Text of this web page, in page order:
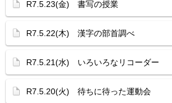
R7.5.23(金) 書写の授業
R7.5.22(木) 漢字の部首調べ
R7.5.21(水) いろいろなリコーダー
R7.5.20(火) 待ちに待った運動会